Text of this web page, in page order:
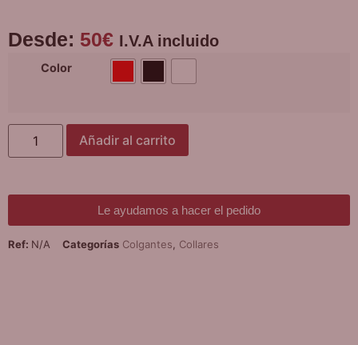
Desde: 50€ I.V.A incluido
Color
Añadir al carrito
Le ayudamos a hacer el pedido
Ref: N/A Categorías Colgantes Collares